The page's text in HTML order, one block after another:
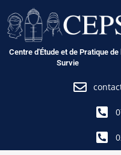
au
contenu
Centre d'Étude et de Pratique de
Survie